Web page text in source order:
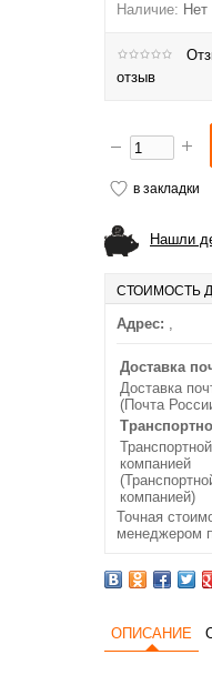
Наличие: Нет
отзыв
в закладки
Нашли
СТОИМОСТЬ
Адрес: ,
Доставка
Доставка
(Почта
Транспортной
компанией
компанией)
Точная
менеджером
ОПИСАНИЕ